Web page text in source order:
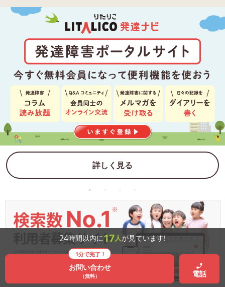
24時間以内に17人が見ています!
1分で完了！
お問い合わせ
（無料） 電話
詳しく見る